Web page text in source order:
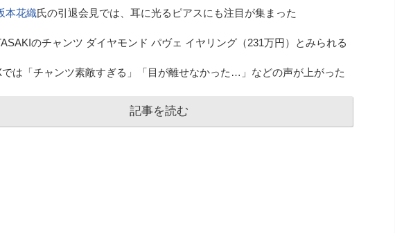
本花織氏の引退会見では、耳に光るピアスにも注目が集まった
のチャンツ ダイヤモンド パヴェ イヤリング（231万円）とみられる
では「チャンツ素敵すぎる」「目が離せなかった…」などの声が上がった
記事を読む